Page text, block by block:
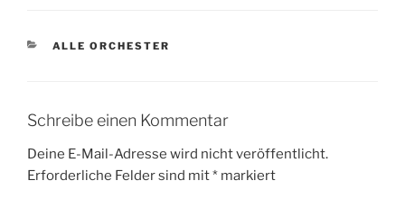
KATEGORIEN
ALLE ORCHESTER
Schreibe einen Kommentar
Deine E-Mail-Adresse wird nicht veröffentlicht.
Erforderliche Felder sind mit* markiert